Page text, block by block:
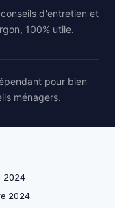
d'entretien et
100% utile.
pour bien
ménagers.
2024
2024